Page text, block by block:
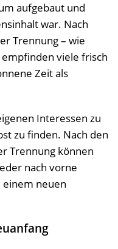
aufgebaut und
war. Nach
Trennung – wie
viele frisch
Zeit als
Interessen zu
zu finden. Nach den
Trennung können
nach vorne
einem neuen